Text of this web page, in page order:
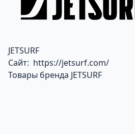
JETSURF
Сайт: https://jetsurf.com/
Товары бренда JETSURF